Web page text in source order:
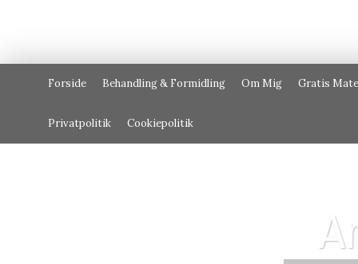
Forside Behandling & Formidling Om Mig Gratis
Privatpolitik Cookiepolitik